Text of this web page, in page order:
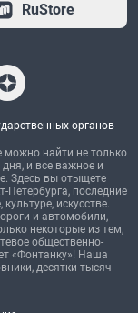
RuStore
органов
можно найти не только
и все важное и
Здесь вы отыщете
Петербурга, последние
искусстве.
и автомобили,
некоторые из тем,
общественно-
«Фонтанку»! Наша
десятки тысяч